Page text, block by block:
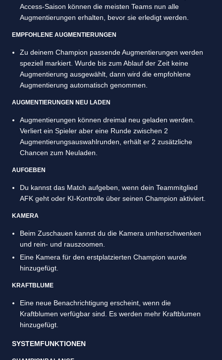
Access-Saison können die meisten Teams nun alle
Augmentierungen erhalten, bevor sie erledigt werden.
EMPFOHLENE AUGMENTIERUNGEN
Zu deinem Champion passende Augmentierungen werden
speziell markiert. Wurde bis zum Ablauf der Zeit keine
Augmentierung ausgewählt, dann wird die empfohlene
Augmentierung automatisch genommen.
AUGMENTIERUNGEN NEU LADEN
Augmentierungen können dreimal neu geladen werden.
Verliert ein Spieler aber eine Runde zwischen 2
Augmentierungsauswahlrunden, erhält er 2 zusätzliche
Chancen zum Neuladen.
AUFGEBEN
Du kannst das Match aufgeben, wenn dein Teammitglied
AFK geht oder KI-Kontrolle über seinen Champion aktiviert.
KAMERA
Beim Zuschauen kannst du die Kamera umherschwenken
und rein- und rauszoomen.
Eine Kamera für den erstplatzierten Champion wurde
hinzugefügt.
KRAFTBLUME
Eine neue Benachrichtigung erscheint, wenn die
Kraftblumen verfügbar sind. Es werden mehr Kraftblumen
hinzugefügt.
SYSTEMFUNKTIONEN